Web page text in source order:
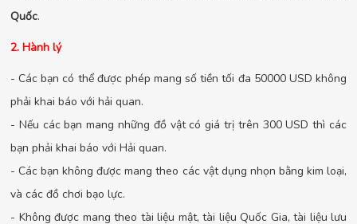
Quốc.
2. Hành lý
- Các bạn có thể được phép mang số tiền tối đa 50000 USD không
phải khai báo với hải quan.
- Nếu các bạn mang những đồ vật có giá trị trên 300 USD thì các
bạn phải khai báo với Hải quan.
- Các bạn không được mang theo các vật dụng nhọn bằng kim loại,
và các đồ chơi bạo lực.
- Không được mang theo tài liệu mật, tài liệu Quốc Gia, tài liệu lưu